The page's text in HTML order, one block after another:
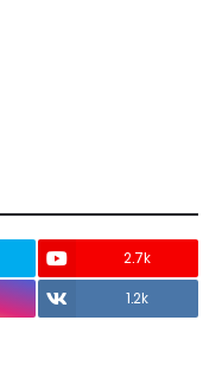
2.7k
1.2k